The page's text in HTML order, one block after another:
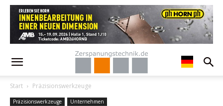
Start Präzisionswerkzeuge
Präzisionswerkzeuge Unternehmen